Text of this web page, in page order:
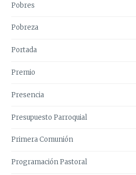
Pobres
Pobreza
Portada
Premio
Presencia
Presupuesto Parroquial
Primera Comunión
Programación Pastoral